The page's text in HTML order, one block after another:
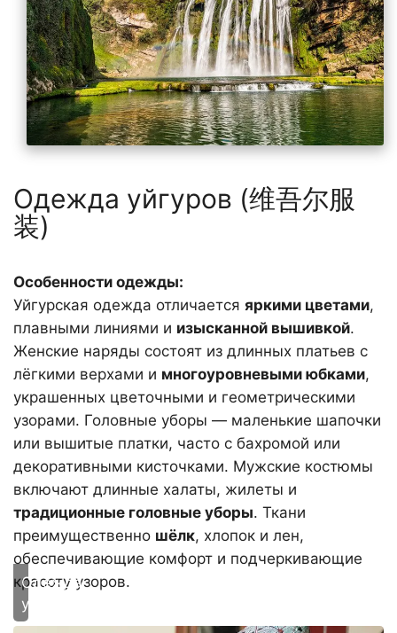
Одежда уйгуров (维吾尔服
装)
Особенности одежды:
Уйгурская одежда отличается яркими цветами,
плавными линиями и изысканной вышивкой.
Женские наряды состоят из длинных платьев с
лёгкими верхами и многоуровневыми юбками,
украшенных цветочными и геометрическими
узорами. Головные уборы — маленькие шапочки
или вышитые платки, часто с бахромой или
декоративными кисточками. Мужские костюмы
включают длинные халаты, жилеты и
традиционные головные уборы. Ткани
преимущественно шёлк, хлопок и лен,
обеспечивающие комфорт и подчеркивающие
красоту узоров.
Одежда
уйгуров